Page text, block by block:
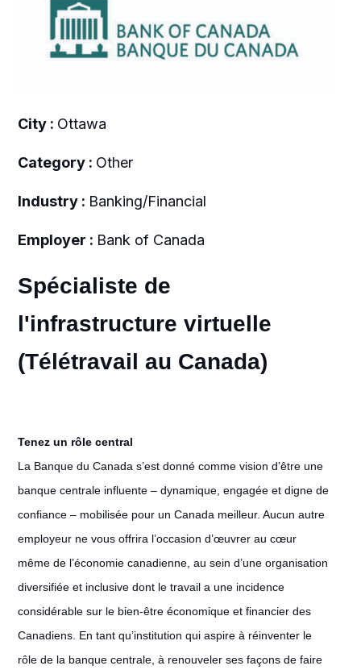
City : Ottawa
Category : Other
Industry : Banking/Financial
Employer : Bank of Canada
Spécialiste de
l'infrastructure virtuelle
(Télétravail au Canada)
Tenez un rôle central
La Banque du Canada s’est donné comme vision d’être une
banque centrale influente – dynamique, engagée et digne de
confiance – mobilisée pour un Canada meilleur. Aucun autre
employeur ne vous offrira l’occasion d’œuvrer au cœur
même de l’économie canadienne, au sein d’une organisation
diversifiée et inclusive dont le travail a une incidence
considérable sur le bien-être économique et financier des
Canadiens. En tant qu’institution qui aspire à réinventer le
rôle de la banque centrale, à renouveler ses façons de faire